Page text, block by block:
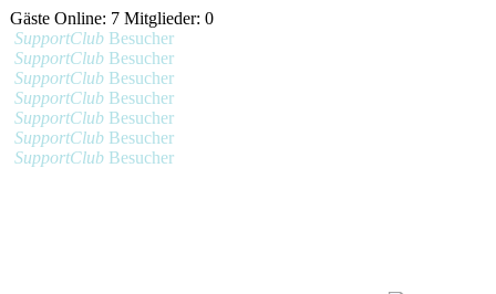
Gäste Online: 7 Mitglieder: 0
SupportClub Besucher
SupportClub Besucher
SupportClub Besucher
SupportClub Besucher
SupportClub Besucher
SupportClub Besucher
SupportClub Besucher